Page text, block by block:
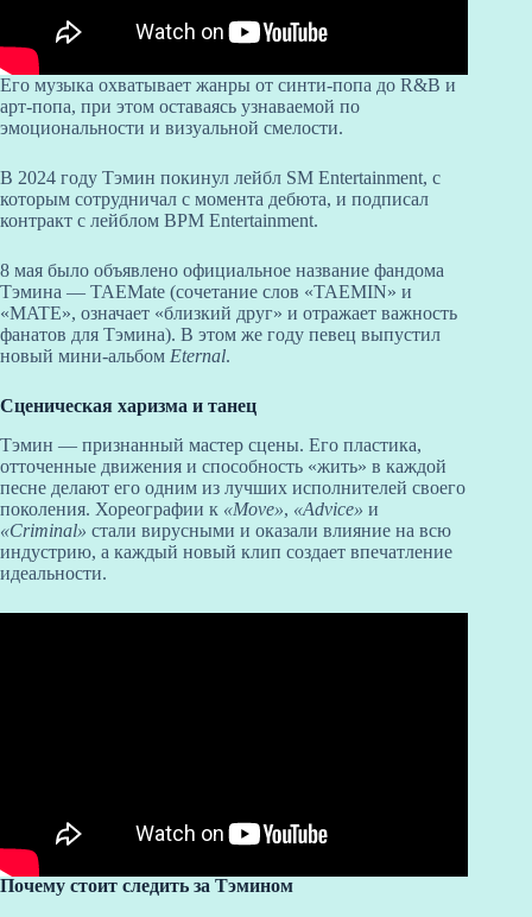
Его музыка охватывает жанры от синти-попа до R&B и
арт-попа, при этом оставаясь узнаваемой по
эмоциональности и визуальной смелости.
В 2024 году Тэмин покинул лейбл SM Entertainment, с
которым сотрудничал с момента дебюта, и подписал
контракт с лейблом BPM Entertainment.
8 мая было объявлено официальное название фандома
Тэмина — TAEMate (сочетание слов «TAEMIN» и
«MATE», означает «близкий друг» и отражает важность
фанатов для Тэмина). В этом же году певец выпустил
новый мини-альбом Eternal.
Сценическая харизма и танец
Тэмин — признанный мастер сцены. Его пластика,
отточенные движения и способность «жить» в каждой
песне делают его одним из лучших исполнителей своего
поколения. Хореографии к «Move», «Advice» и
«Criminal» стали вирусными и оказали влияние на всю
индустрию, а каждый новый клип создает впечатление
идеальности.
Почему стоит следить за Тэмином